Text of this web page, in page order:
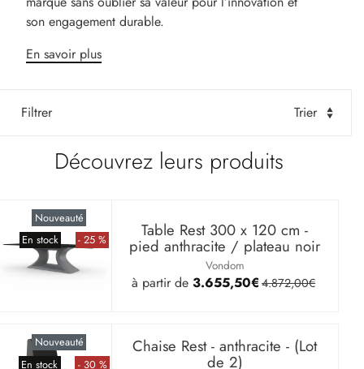
son engagement durable.
En savoir plus
Filtrer Trier
Découvrez leurs produits
Nouveauté
En stock
- 25 % Table Rest 300 x 120 cm -
pied anthracite / plateau noir
Vondom
à partir de3.655,50€ 4.872,00€
Nouveauté
En stock
- 30 %
Chaise Rest - anthracite - (Lot
de 2)